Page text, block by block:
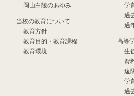
岡山白陵のあゆみ
当校の教育について
教育方針
教育目的・教育課程
教育環境
学
過
過
高等
生
資
遠
学
過